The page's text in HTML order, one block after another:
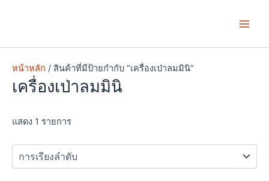
หน้าหลัก / สินค้าที่มีป้ายกำกับ “เครื่องเป่าลมมินิ”
เครื่องเป่าลมมินิ
แสดง 1 รายการ